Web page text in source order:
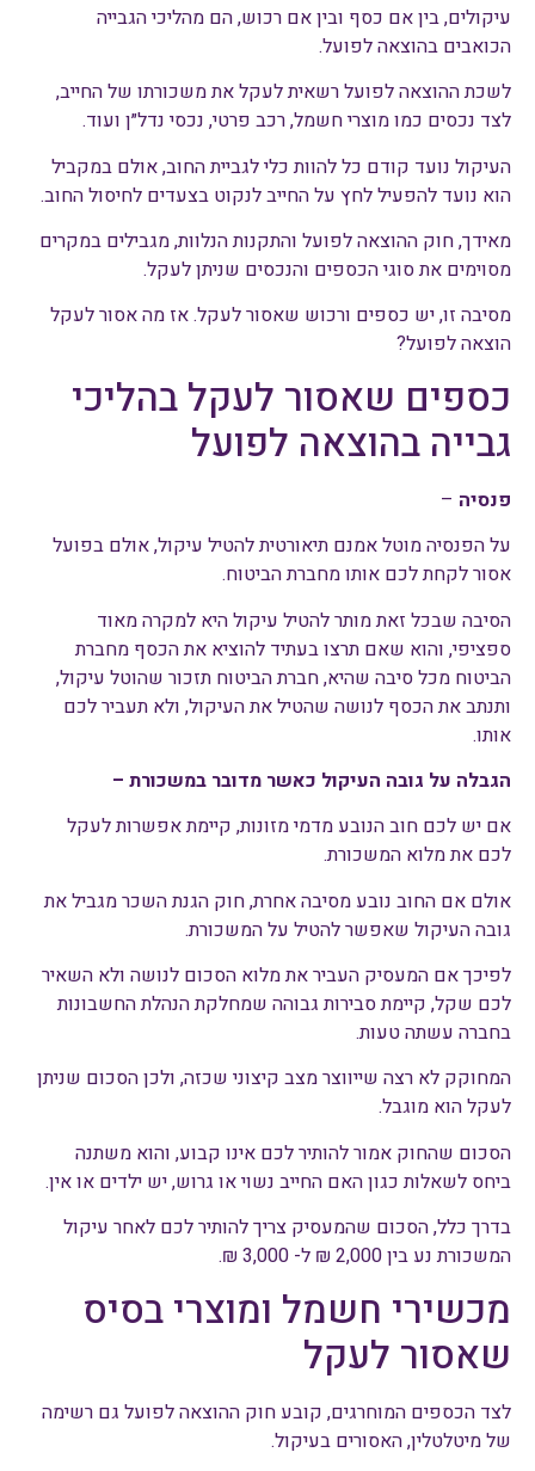
עיקולים, בין אם כסף ובין אם רכוש, הם מהליכי הגבייה
הכואבים בהוצאה לפועל.
לשכת ההוצאה לפועל רשאית לעקל את משכורתו של החייב,
לצד נכסים כמו מוצרי חשמל, רכב פרטי, נכסי נדל״ן ועוד.
העיקול נועד קודם כל להוות כלי לגביית החוב, אולם במקביל
הוא נועד להפעיל לחץ על החייב לנקוט בצעדים לחיסול החוב.
מאידך, חוק ההוצאה לפועל והתקנות הנלוות, מגבילים במקרים
מסוימים את סוגי הכספים והנכסים שניתן לעקל.
מסיבה זו, יש כספים ורכוש שאסור לעקל. אז מה אסור לעקל
הוצאה לפועל?
כספים שאסור לעקל בהליכי
גבייה בהוצאה לפועל
פנסיה –
על הפנסיה מוטל אמנם תיאורטית להטיל עיקול, אולם בפועל
אסור לקחת לכם אותו מחברת הביטוח.
הסיבה שבכל זאת מותר להטיל עיקול היא למקרה מאוד
ספציפי, והוא שאם תרצו בעתיד להוציא את הכסף מחברת
הביטוח מכל סיבה שהיא, חברת הביטוח תזכור שהוטל עיקול,
ותנתב את הכסף לנושה שהטיל את העיקול, ולא תעביר לכם
אותו.
הגבלה על גובה העיקול כאשר מדובר במשכורת –
אם יש לכם חוב הנובע מדמי מזונות, קיימת אפשרות לעקל
לכם את מלוא המשכורת.
אולם אם החוב נובע מסיבה אחרת, חוק הגנת השכר מגביל את
גובה העיקול שאפשר להטיל על המשכורת.
לפיכך אם המעסיק העביר את מלוא הסכום לנושה ולא השאיר
לכם שקל, קיימת סבירות גבוהה שמחלקת הנהלת החשבונות
בחברה עשתה טעות.
המחוקק לא רצה שייווצר מצב קיצוני שכזה, ולכן הסכום שניתן
לעקל הוא מוגבל.
הסכום שהחוק אמור להותיר לכם אינו קבוע, והוא משתנה
ביחס לשאלות כגון האם החייב נשוי או גרוש, יש ילדים או אין.
בדרך כלל, הסכום שהמעסיק צריך להותיר לכם לאחר עיקול
המשכורת נע בין 2,000 ₪ ל- 3,000 ₪.
מכשירי חשמל ומוצרי בסיס
שאסור לעקל
לצד הכספים המוחרגים, קובע חוק ההוצאה לפועל גם רשימה
של מיטלטלין, האסורים בעיקול.